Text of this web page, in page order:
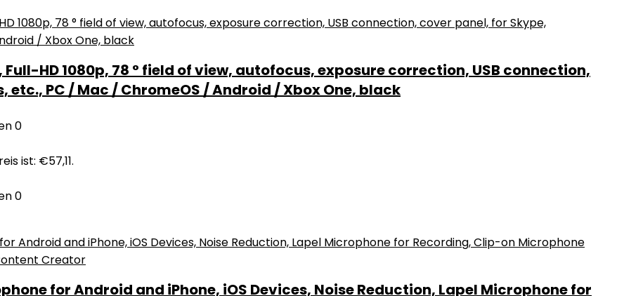
Full-HD 1080p, 78 ° field of view, autofocus, exposure correction, USB connection,
PC / Mac / ChromeOS / Android / Xbox One, black
0
ist: €57,11.
0
for Android and iPhone, iOS Devices, Noise Reduction, Lapel Microphone for